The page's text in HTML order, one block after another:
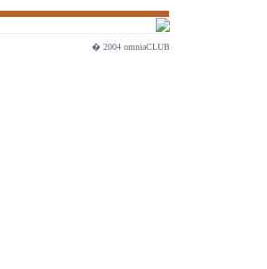
� 2004 omniaCLUB